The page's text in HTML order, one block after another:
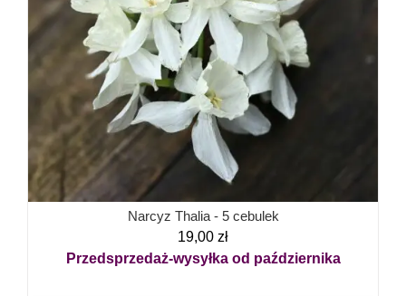
Narcyz Thalia - 5 cebulek
19,00 zł
Przedsprzedaż-wysyłka od października